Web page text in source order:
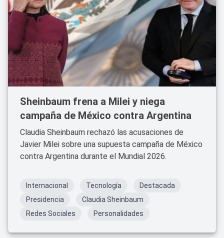
Sheinbaum frena a Milei y niega
campaña de México contra Argentina
Claudia Sheinbaum rechazó las acusaciones de
Javier Milei sobre una supuesta campaña de México
contra Argentina durante el Mundial 2026.
Internacional Tecnología
Destacada
Presidencia
Claudia Sheinbaum
Redes Sociales
Personalidades